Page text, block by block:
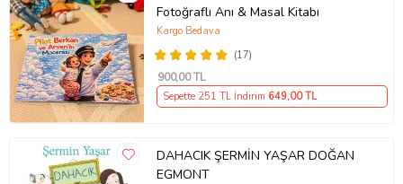
Fotoğraflı Anı & Masal Kitabı
(17)
Kargo Bedava
900,00 TL
Sepette 251 TL İndirim 649,00 TL
DAHACIK ŞERMİN YAŞAR DOĞAN
EGMONT